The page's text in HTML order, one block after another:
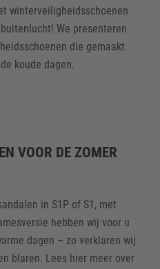
winterveiligheidsschoenen
We presenteren
die gemaakt
koude dagen.
VOOR DE ZOMER
in S1P of S1, met
hebben wij voor u
dagen – zo verklaren wij
blaren. Lees hier meer over